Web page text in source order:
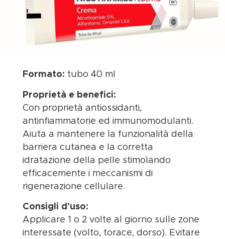
Formato: tubo 40 ml
Proprietà e benefici:
Con proprietà antiossidanti,
antinfiammatorie ed immunomodulanti.
Aiuta a mantenere la funzionalità della
barriera cutanea e la corretta
idratazione della pelle stimolando
efficacemente i meccanismi di
rigenerazione cellulare.
Consigli d’uso:
Applicare 1 o 2 volte al giorno sulle zone
interessate (volto, torace, dorso). Evitare